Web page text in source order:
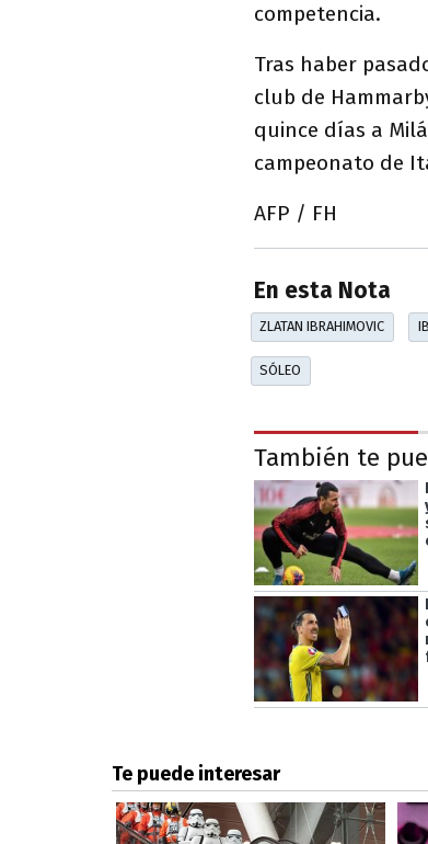
competencia.
Tras haber
club de
quince días a
campeonato de
AFP / FH
En esta Nota
ZLATAN IBRAHIMOVIC
SÓLEO
También te